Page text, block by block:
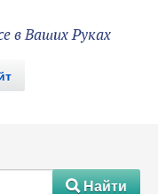
в Ваших Руках
#Найти